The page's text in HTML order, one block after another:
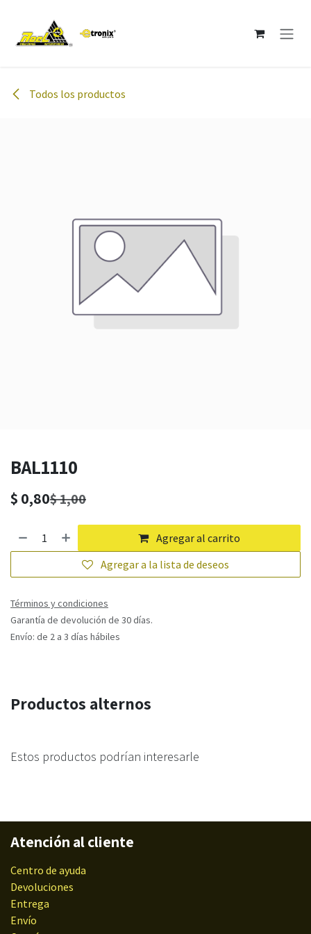
Todos los productos
BAL1110
$ 0,80$1,00
Agregar al carrito
Agregar a la lista de deseos
Términos y condiciones
Garantía de devolución de 30 días.
Envío: de 2 a 3 días hábiles
Productos alternos
Estos productos podrían interesarle
Atención al cliente
Centro de ayuda
Devoluciones
Entrega
Envío